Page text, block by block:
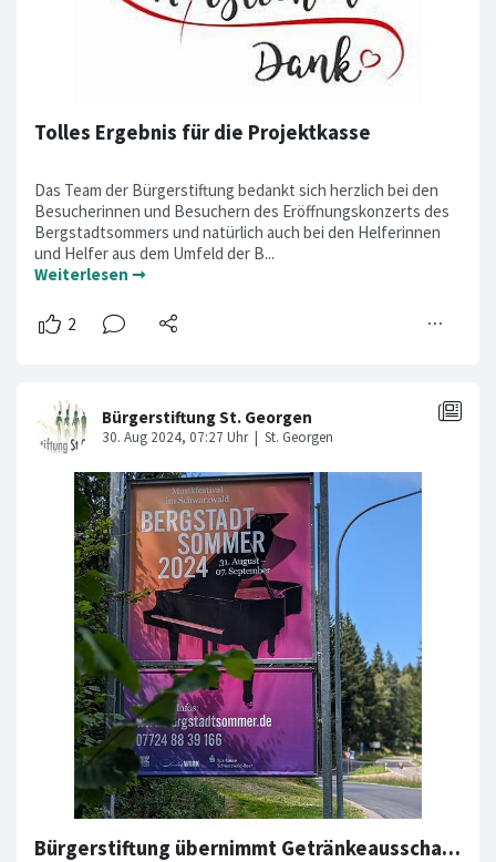
Tolles Ergebnis für die Projektkasse
Das Team der Bürgerstiftung bedankt sich herzlich bei den
Besucherinnen und Besuchern des Eröffnungskonzerts des
Bergstadtsommers und natürlich auch bei den Helferinnen
und Helfer aus dem Umfeld der B...
Weiterlesen ➞
Bürgerstiftung übernimmt Getränkeausschank am Eröffnungskonzert